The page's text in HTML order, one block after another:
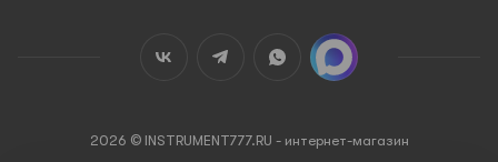
2026 © INSTRUMENT777.RU - интернет-магазин